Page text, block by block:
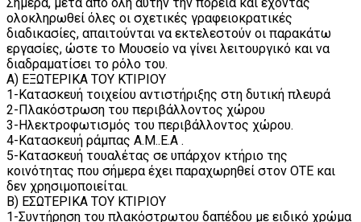
ολοκληρωθεί όλες οι σχετικές γραφειοκρατικές
διαδικασίες, απαιτούνται να εκτελεστούν οι παρακάτω
εργασίες, ώστε το Μουσείο να γίνει λειτουργικό και να
διαδραματίσει το ρόλο του.
Α) ΕΞΩΤΕΡΙΚΑ ΤΟΥ ΚΤΙΡΙΟΥ
1-Κατασκευή τοιχείου αντιστήριξης στη δυτική πλευρά
2-Πλακόστρωση του περιβάλλοντος χώρου
3-Ηλεκτροφωτισμός του περιβάλλοντος χώρου.
4-Κατασκευή ράμπας Α.Μ..Ε.Α .
5-Κατασκευή τουαλέτας σε υπάρχον κτήριο της
κοινότητας που σήμερα έχει παραχωρηθεί στον ΟΤΕ και
δεν χρησιμοποιείται.
Β) ΕΣΩΤΕΡΙΚΑ ΤΟΥ ΚΤΙΡΙΟΥ
1-Συντήρηση του πλακόστρωτου δαπέδου με ειδικό χρώμα